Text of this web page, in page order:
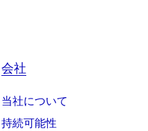
会社
当社について
持続可能性